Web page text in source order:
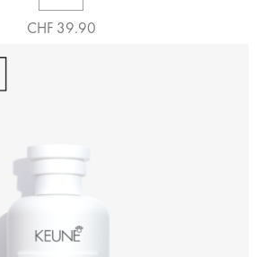
CHF 39.90